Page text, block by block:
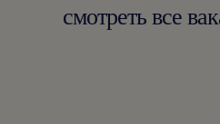
смотреть все